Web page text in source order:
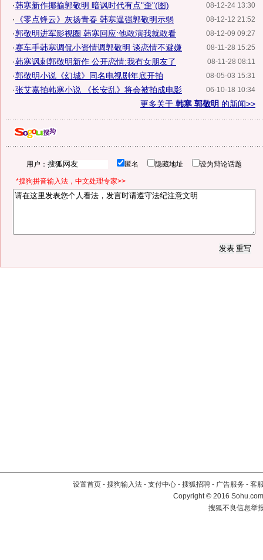
08-12-24 13:30
·韩寒新作揶揄郭敬明 暗讽时代有点"歪"(图)
08-12-12 21:52
· 《零点锋云》灰扬青春 韩寒逞强郭敬明示弱
08-12-09 09:27
·郭敬明进军影视圈 韩寒回应:他敢演我就敢看
08-11-28 15:25
·赛车手韩寒调侃小资情调郭敬明 谈恋情不避嫌
08-11-28 08:11
·韩寒讽刺郭敬明新作 公开恋情:我有女朋友了
08-05-03 15:31
·郭敬明小说《幻城》同名电视剧年底开拍
06-10-18 10:34
·张艾嘉拍韩寒小说 《长安乱》将会被拍成电影
更多关于 韩寒 郭敬明 的新闻>>
用户： 匿名 隐藏地址 设为辩论话题
*搜狗拼音输入法，中文处理专家>>
设置首页 - 搜狗输入法 - 支付中心 - 搜狐招聘 - 广告服务 - 客
Copyright©2016
搜狐不良信息举